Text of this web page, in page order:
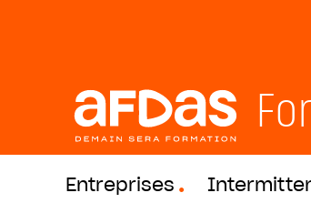
Entreprises